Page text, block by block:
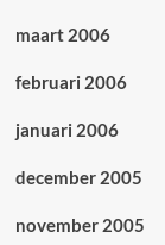
maart 2006
februari 2006
januari 2006
december 2005
november 2005